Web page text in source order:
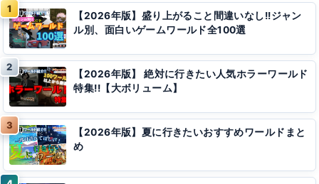
【2026年版】盛り上がること間違いなし!!ジャン
ル別、面白いゲームワールド全100選
【2026年版】 絶対に行きたい人気ホラーワールド
特集!!【大ボリューム】
【2026年版】夏に行きたいおすすめワールドまと
め